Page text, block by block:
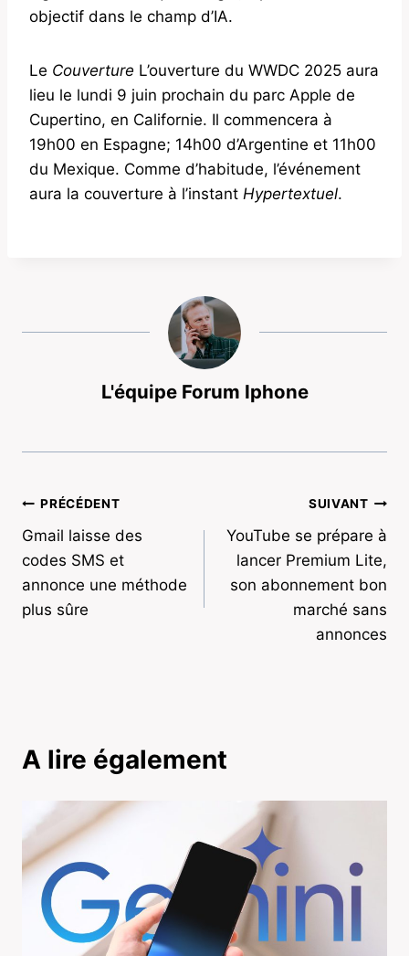
objectif dans le champ d’IA.
Le Couverture L’ouverture du WWDC 2025 aura
lieu le lundi 9 juin prochain du parc Apple de
Cupertino, en Californie. Il commencera à
19h00 en Espagne; 14h00 d’Argentine et 11h00
du Mexique. Comme d’habitude, l’événement
aura la couverture à l’instant Hypertextuel.
L'équipe Forum Iphone
Navigation
de
l’article
PRÉCÉDENT
Gmail laisse des
codes SMS et
annonce une méthode
plus sûre
SUIVANT
YouTube se prépare à
lancer Premium Lite,
son abonnement bon
marché sans
annonces
A lire également